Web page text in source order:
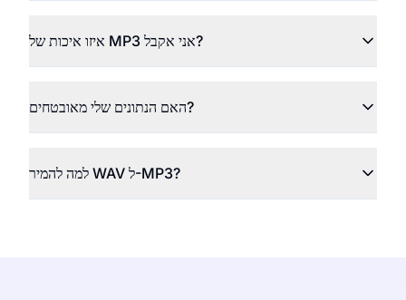
איזו איכות של MP3 אני אקבל?
האם הנתונים שלי מאובטחים?
למה להמיר WAV ל-MP3?